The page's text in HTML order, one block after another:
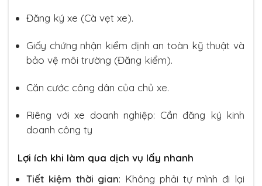
Đăng ký xe (Cà vẹt xe).
Giấy chứng nhận kiểm định an toàn kỹ thuật và
bảo vệ môi trường (Đăng kiểm).
Căn cước công dân của chủ xe.
Riêng với xe doanh nghiệp: Cần đăng ký kinh
doanh công ty
Lợi ích khi làm qua dịch vụ lấy nhanh
Tiết kiệm thời gian: Không phải tự mình đi lại